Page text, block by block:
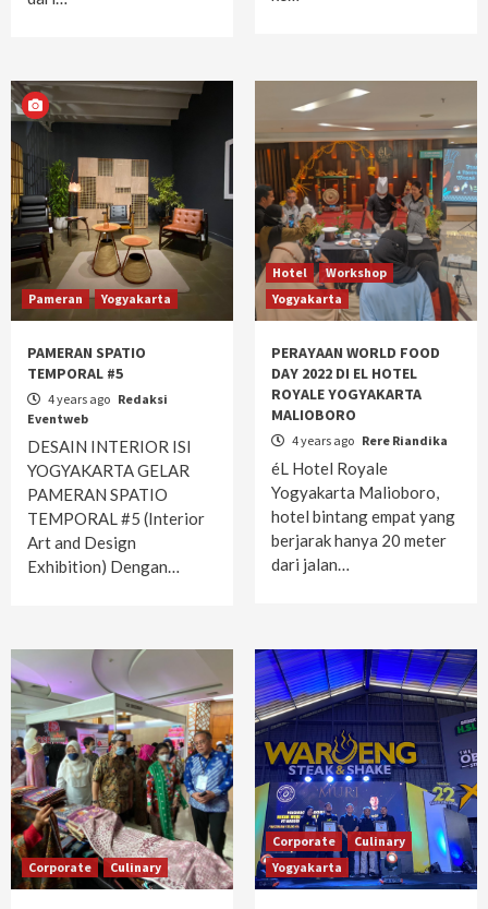
Pameran Yogyakarta
PAMERAN SPATIO
TEMPORAL #5
4 years ago Redaksi
Eventweb
DESAIN INTERIOR ISI
YOGYAKARTA GELAR
PAMERAN SPATIO
TEMPORAL #5 (Interior
Art and Design
Exhibition) Dengan…
Hotel
Workshop
Yogyakarta
PERAYAAN WORLD FOOD
DAY 2022 DI EL HOTEL
ROYALE YOGYAKARTA
MALIOBORO
4 years ago Rere Riandika
éL Hotel Royale
Yogyakarta Malioboro,
hotel bintang empat yang
berjarak hanya 20 meter
dari jalan…
Corporate Culinary
Corporate
Culinary
Yogyakarta